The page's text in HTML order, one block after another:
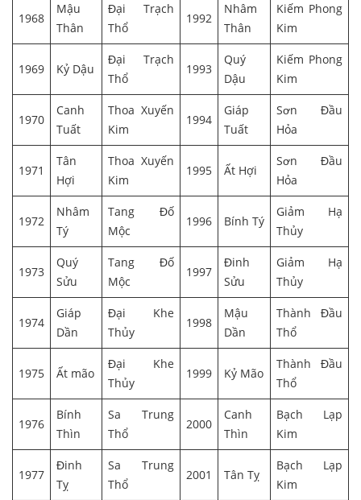
1968
Mậu
Thân
Đại Trạch
Thổ
1992
Nhâm
Thân
Kiếm Phong
Kim
1969 Kỷ Dậu
Đại Trạch
Thổ
1993
Quý
Dậu
Kiếm Phong
Kim
1970
Canh
Tuất
Thoa Xuyến
Kim
1994
Giáp
Tuất
Sơn Đầu
Hỏa
1971
Tân
Hợi
Thoa Xuyến
Kim
1995 Ất Hợi
Sơn Đầu
Hỏa
1972
Nhâm
Tý
Tang Đố
Mộc
1996 Bính Tý
Giảm Hạ
Thủy
1973
Quý
Sửu
Tang Đố
Mộc
1997
Đinh
Sửu
Giảm Hạ
Thủy
1974
Giáp
Dần
Đại Khe
Thủy
1998
Mậu
Dần
Thành Đầu
Thổ
1975 Ất mão
Đại Khe
Thủy
1999 Kỷ Mão
Thành Đầu
Thổ
1976
Bính
Thìn
Sa Trung
Thổ
2000
Canh
Thìn
Bạch Lạp
Kim
1977
Đinh
Tỵ
Sa Trung
Thổ
2001 Tân Tỵ
Bạch Lạp
Kim